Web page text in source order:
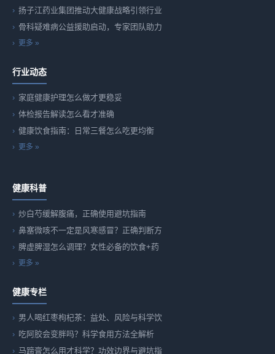
扬子江药业集团推动大健康战略引领行业
骨科疑难病公益援助启动，专家团队助力
更多 »
行业动态
家庭健康护理怎么做才更稳妥
体检报告解读怎么看才准确
健康饮食指南：日常三餐怎么吃更均衡
更多 »
健康科普
炒白芍缓解腹痛，正确使用避坑指南
鼻塞微咳不一定是风寒感冒？正确判断方
脾虚脾湿怎么调理？女性必备的饮食+药
更多 »
健康专栏
男人喝红枣枸杞茶：益处、风险与科学饮
吃阿胶会变胖吗？科学食用方法全解析
马蹄膏怎么用才科学？功效边界与避坑指